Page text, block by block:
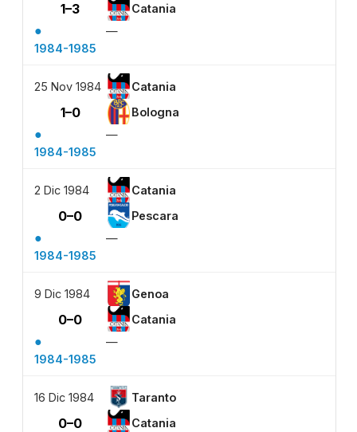
1–3 Catania
●
—
1984-1985
25 Nov 1984 Catania
1–0 Bologna
●
—
1984-1985
2 Dic 1984 Catania
0–0 Pescara
●
—
1984-1985
9 Dic 1984 Genoa
0–0 Catania
●
—
1984-1985
16 Dic 1984 Taranto
0–0 Catania